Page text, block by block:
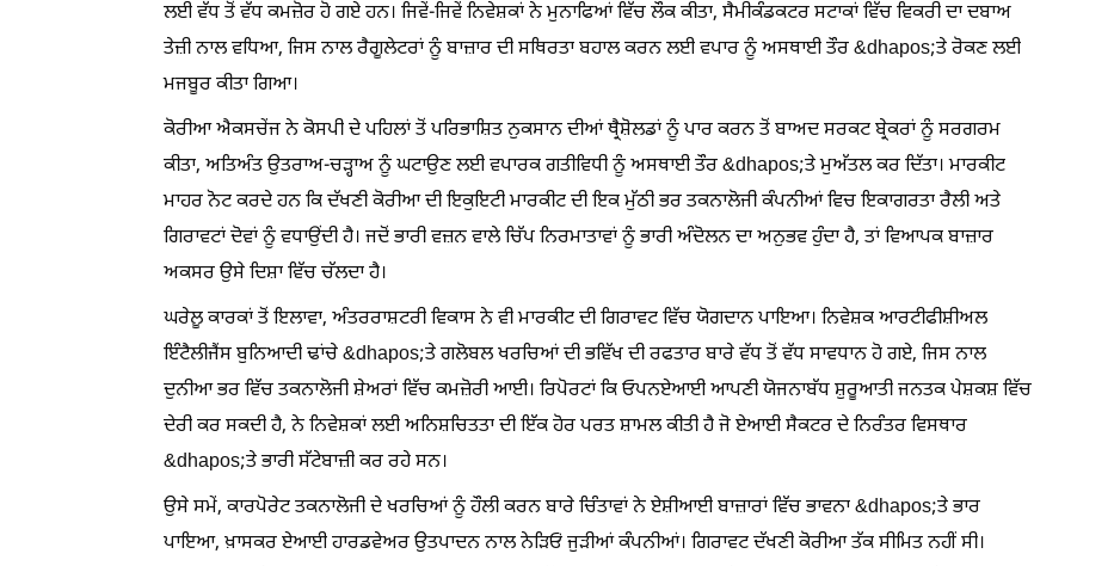
ਲਈ ਵੱਧ ਤੋਂ ਵੱਧ ਕਮਜ਼ੋਰ ਹੋ ਗਏ ਹਨ। ਜਿਵੇਂ-ਜਿਵੇਂ ਨਿਵੇਸ਼ਕਾਂ ਨੇ ਮੁਨਾਫਿਆਂ ਵਿੱਚ ਲੌਕ ਕੀਤਾ, ਸੈਮੀਕੰਡਕਟਰ ਸਟਾਕਾਂ ਵਿੱਚ ਵਿਕਰੀ ਦਾ ਦਬਾਅ
ਤੇਜ਼ੀ ਨਾਲ ਵਧਿਆ, ਜਿਸ ਨਾਲ ਰੈਗੂਲੇਟਰਾਂ ਨੂੰ ਬਾਜ਼ਾਰ ਦੀ ਸਥਿਰਤਾ ਬਹਾਲ ਕਰਨ ਲਈ ਵਪਾਰ ਨੂੰ ਅਸਥਾਈ ਤੌਰ &dhapos;ਤੇ ਰੋਕਣ ਲਈ
ਮਜਬੂਰ ਕੀਤਾ ਗਿਆ।
ਕੋਰੀਆ ਐਕਸਚੇਂਜ ਨੇ ਕੋਸਪੀ ਦੇ ਪਹਿਲਾਂ ਤੋਂ ਪਰਿਭਾਸ਼ਿਤ ਨੁਕਸਾਨ ਦੀਆਂ ਥ੍ਰੈਸ਼ੋਲਡਾਂ ਨੂੰ ਪਾਰ ਕਰਨ ਤੋਂ ਬਾਅਦ ਸਰਕਟ ਬ੍ਰੇਕਰਾਂ ਨੂੰ ਸਰਗਰਮ
ਕੀਤਾ, ਅਤਿਅੰਤ ਉਤਰਾਅ-ਚੜ੍ਹਾਅ ਨੂੰ ਘਟਾਉਣ ਲਈ ਵਪਾਰਕ ਗਤੀਵਿਧੀ ਨੂੰ ਅਸਥਾਈ ਤੌਰ &dhapos;ਤੇ ਮੁਅੱਤਲ ਕਰ ਦਿੱਤਾ। ਮਾਰਕੀਟ
ਮਾਹਰ ਨੋਟ ਕਰਦੇ ਹਨ ਕਿ ਦੱਖਣੀ ਕੋਰੀਆ ਦੀ ਇਕੁਇਟੀ ਮਾਰਕੀਟ ਦੀ ਇਕ ਮੁੱਠੀ ਭਰ ਤਕਨਾਲੋਜੀ ਕੰਪਨੀਆਂ ਵਿਚ ਇਕਾਗਰਤਾ ਰੈਲੀ ਅਤੇ
ਗਿਰਾਵਟਾਂ ਦੋਵਾਂ ਨੂੰ ਵਧਾਉਂਦੀ ਹੈ। ਜਦੋਂ ਭਾਰੀ ਵਜ਼ਨ ਵਾਲੇ ਚਿੱਪ ਨਿਰਮਾਤਾਵਾਂ ਨੂੰ ਭਾਰੀ ਅੰਦੋਲਨ ਦਾ ਅਨੁਭਵ ਹੁੰਦਾ ਹੈ, ਤਾਂ ਵਿਆਪਕ ਬਾਜ਼ਾਰ
ਅਕਸਰ ਉਸੇ ਦਿਸ਼ਾ ਵਿੱਚ ਚੱਲਦਾ ਹੈ।
ਘਰੇਲੂ ਕਾਰਕਾਂ ਤੋਂ ਇਲਾਵਾ, ਅੰਤਰਰਾਸ਼ਟਰੀ ਵਿਕਾਸ ਨੇ ਵੀ ਮਾਰਕੀਟ ਦੀ ਗਿਰਾਵਟ ਵਿੱਚ ਯੋਗਦਾਨ ਪਾਇਆ। ਨਿਵੇਸ਼ਕ ਆਰਟੀਫੀਸ਼ੀਅਲ
ਇੰਟੈਲੀਜੈਂਸ ਬੁਨਿਆਦੀ ਢਾਂਚੇ &dhapos;ਤੇ ਗਲੋਬਲ ਖਰਚਿਆਂ ਦੀ ਭਵਿੱਖ ਦੀ ਰਫਤਾਰ ਬਾਰੇ ਵੱਧ ਤੋਂ ਵੱਧ ਸਾਵਧਾਨ ਹੋ ਗਏ, ਜਿਸ ਨਾਲ
ਦੁਨੀਆ ਭਰ ਵਿੱਚ ਤਕਨਾਲੋਜੀ ਸ਼ੇਅਰਾਂ ਵਿੱਚ ਕਮਜ਼ੋਰੀ ਆਈ। ਰਿਪੋਰਟਾਂ ਕਿ ਓਪਨਏਆਈ ਆਪਣੀ ਯੋਜਨਾਬੱਧ ਸ਼ੁਰੂਆਤੀ ਜਨਤਕ ਪੇਸ਼ਕਸ਼ ਵਿੱਚ
ਦੇਰੀ ਕਰ ਸਕਦੀ ਹੈ, ਨੇ ਨਿਵੇਸ਼ਕਾਂ ਲਈ ਅਨਿਸ਼ਚਿਤਤਾ ਦੀ ਇੱਕ ਹੋਰ ਪਰਤ ਸ਼ਾਮਲ ਕੀਤੀ ਹੈ ਜੋ ਏਆਈ ਸੈਕਟਰ ਦੇ ਨਿਰੰਤਰ ਵਿਸਥਾਰ
&dhapos;ਤੇ ਭਾਰੀ ਸੱਟੇਬਾਜ਼ੀ ਕਰ ਰਹੇ ਸਨ।
ਉਸੇ ਸਮੇਂ, ਕਾਰਪੋਰੇਟ ਤਕਨਾਲੋਜੀ ਦੇ ਖਰਚਿਆਂ ਨੂੰ ਹੌਲੀ ਕਰਨ ਬਾਰੇ ਚਿੰਤਾਵਾਂ ਨੇ ਏਸ਼ੀਆਈ ਬਾਜ਼ਾਰਾਂ ਵਿੱਚ ਭਾਵਨਾ &dhapos;ਤੇ ਭਾਰ
ਪਾਇਆ, ਖ਼ਾਸਕਰ ਏਆਈ ਹਾਰਡਵੇਅਰ ਉਤਪਾਦਨ ਨਾਲ ਨੇੜਿਓਂ ਜੁੜੀਆਂ ਕੰਪਨੀਆਂ। ਗਿਰਾਵਟ ਦੱਖਣੀ ਕੋਰੀਆ ਤੱਕ ਸੀਮਿਤ ਨਹੀਂ ਸੀ।